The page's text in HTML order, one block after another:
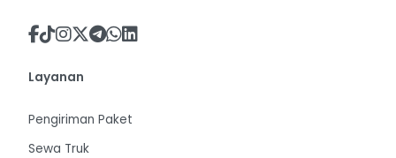
Layanan
Pengiriman Paket
Sewa Truk